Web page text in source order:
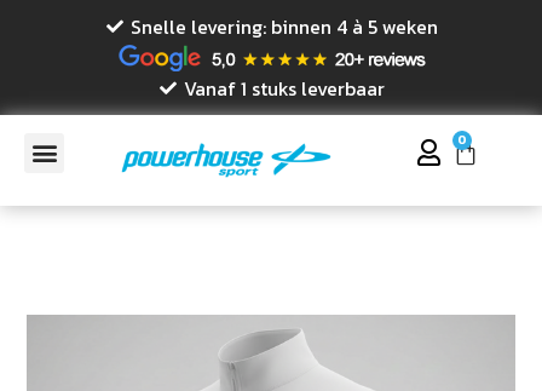
Snelle levering: binnen 4 à 5 weken
Vanaf 1 stuks leverbaar
0